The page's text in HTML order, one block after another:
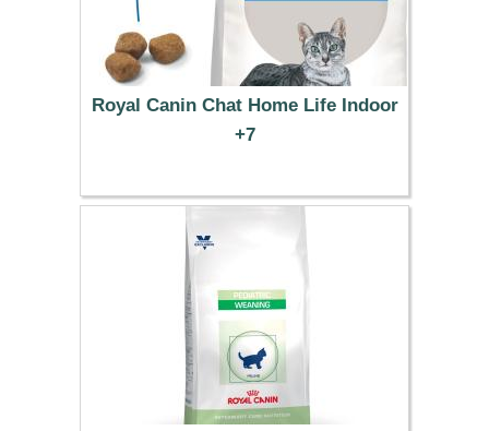
Royal Canin Chat Home Life Indoor
+7
15.49 €